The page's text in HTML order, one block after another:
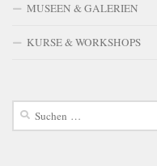
MUSEEN & GALERIEN
KURSE & WORKSHOPS
Suchen